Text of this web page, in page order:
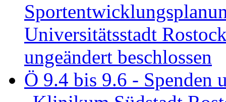
Universitätsstadt
ungeändert beschlossen
Ö 9.4 bis 9.6 -